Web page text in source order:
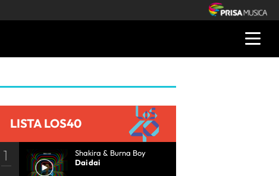
LISTA LOS40
1
Shakira & Burna Boy
Dai dai